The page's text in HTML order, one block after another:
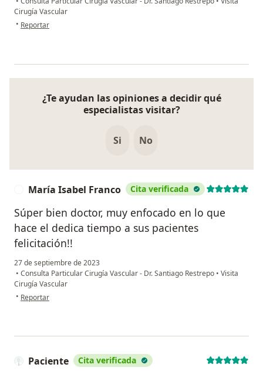
Cirugía Vascular
• en opinión del usuario Jaime Jaramillo
Reportar
¿Te ayudan las opiniones a decidir qué
especialistas visitar?
Si No
María Isabel Franco Cita verificada
Súper bien doctor, muy enfocado en lo que
hace el dedica tiempo a sus pacientes
felicitación!!
27 de septiembre de 2023
• Consulta Particular Cirugía Vascular - Dr. Santiago Restrepo • Visita
Cirugía Vascular
• en opinión del usuario María Isabel Franco
Reportar
Paciente Cita verificada